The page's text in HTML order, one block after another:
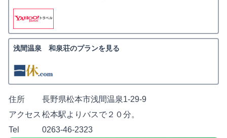
浅間温泉 和泉荘のプランを見る
住所
長野県松本市浅間温泉1-29-9
アクセス 松本駅よりバスで２０分。
Tel
0263-46-2323